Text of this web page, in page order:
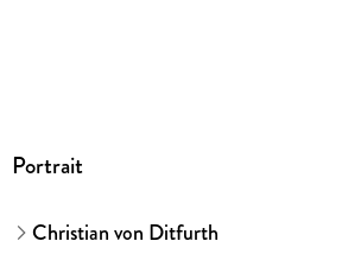
Portrait
Christian von Ditfurth